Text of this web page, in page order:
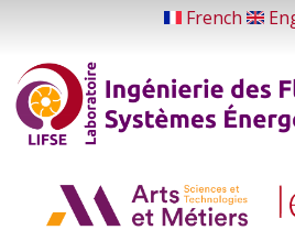
main
content
French